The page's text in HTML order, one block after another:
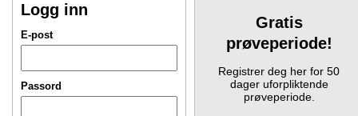
Logg inn
E-post
Passord
Gratis
prøveperiode!
Registrer deg her for 50
dager uforpliktende
prøveperiode.